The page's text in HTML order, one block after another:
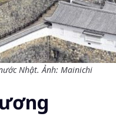
Nhật. Ảnh: Mainichi